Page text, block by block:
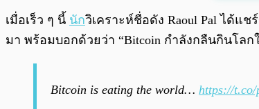
พร้อมเล่น
เมื่อเร็ว ๆ นี้ นักวิเคราะห์ชื่อดัง Raoul Pal ได้แ
มา พร้อมบอกด้วยว่า “Bitcoin กำลังกลืนกินโลก
Bitcoin is eating the world… https://